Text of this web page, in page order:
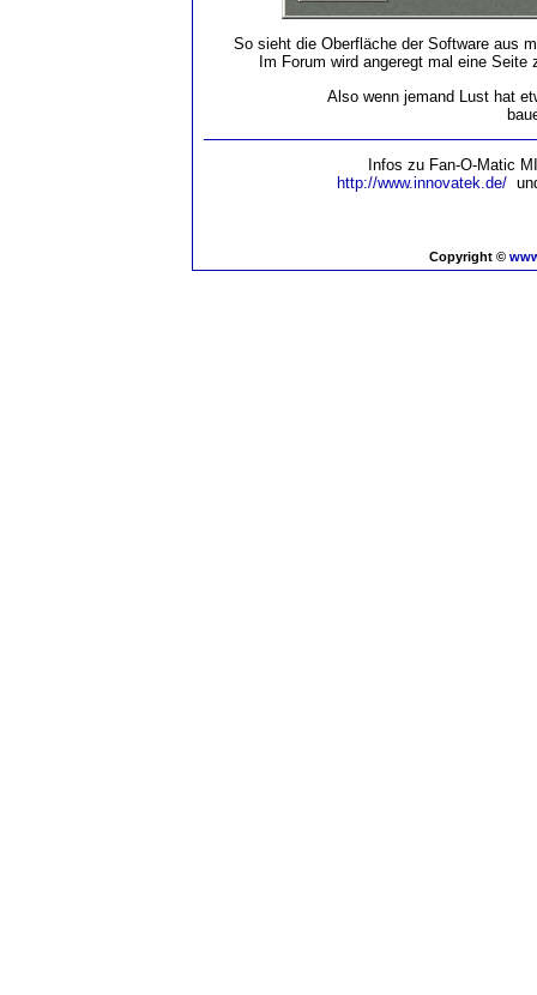
So sieht die Oberfläche der Software aus
Im Forum wird angeregt mal eine
Also wenn jemand Lust hat
Infos zu Fan-O-Matic
http://www.innovatek.de/
Copyright ©